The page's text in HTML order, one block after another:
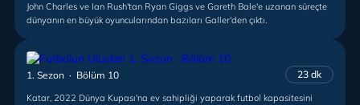
John Charles ve Ian Rush'tan Ryan Giggs ve Gareth Bale'e uzanan süreçte
dünyanın en büyük oyuncularından bazıları Galler'den çıktı.
1. Sezon · Bölüm 10 23 dk
Katar, 2022 Dünya Kupası'na ev sahipliği yaparak futbol kapasitesini